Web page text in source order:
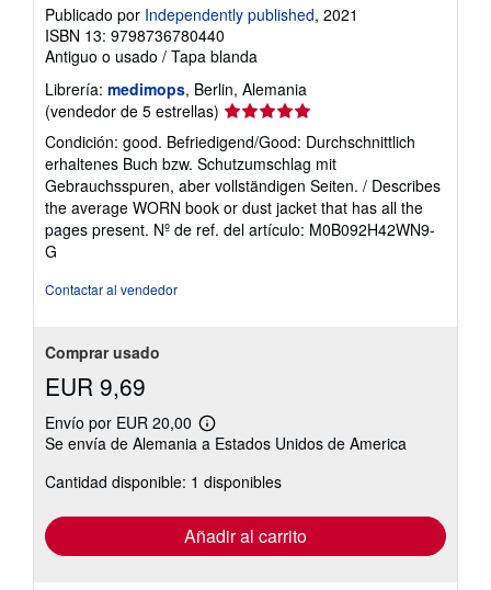
Publicado por Independently published, 2021
ISBN 13: 9798736780440
Antiguo o usado / Tapa blanda
Librería: medimops, Berlin, Alemania
(vendedor de 5 estrellas) Calificación
vendedor:
5
de
5
estrellas
Condición: good. Befriedigend/Good: Durchschnittlich
erhaltenes Buch bzw. Schutzumschlag mit
Gebrauchsspuren, aber vollständigen Seiten. / Describes
the average WORN book or dust jacket that has all the
pages present. Nº de ref. del artículo: M0B092H42WN9-
G
Contactar al vendedor
Comprar usado
EUR 9,69
Envío por EUR 20,00
Más
información
las
tarifas
envío
Se envía de Alemania a Estados Unidos de America
Cantidad disponible: 1 disponibles
Añadir al carrito